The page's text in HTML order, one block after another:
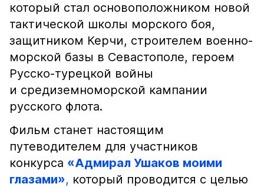
который стал основоположником новой
тактической школы морского боя,
защитником Керчи, строителем военно-
морской базы в Севастополе, героем
Русско-турецкой войны
и средиземноморской кампании
русского флота.
Фильм станет настоящим
путеводителем для участников
конкурса «Адмирал Ушаков моими
глазами», который проводится с целью